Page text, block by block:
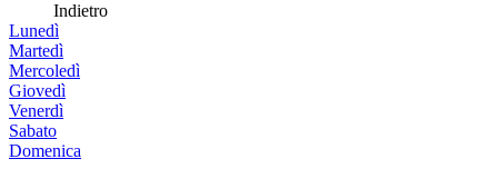
Indietro
Lunedì
Martedì
Mercoledì
Giovedì
Venerdì
Sabato
Domenica